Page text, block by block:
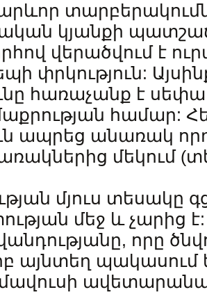
կյանքի
վերածվում է
փրկություն:
հառաչանք է
համար:
ապրեց անառակ
մեկում
մյուս տեսակը
մեջ և չարից
որը
այնտեղ պակասում